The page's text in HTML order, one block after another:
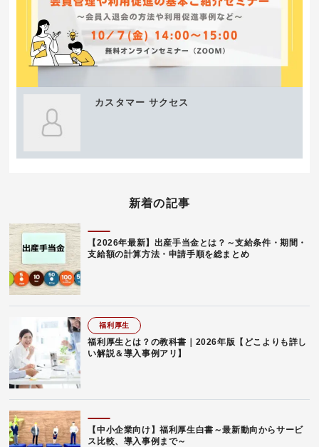
カスタマー サクセス
新着の記事
【2026年最新】出産手当金とは？～支給条件・期間・
支給額の計算方法・申請手順を総まとめ
福利厚生
福利厚生とは？の教科書｜2026年版【どこよりも詳し
い解説＆導入事例アリ】
【中小企業向け】福利厚生白書～最新動向からサービ
ス比較、導入事例まで～